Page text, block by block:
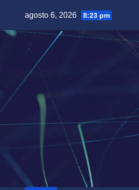
contenido
agosto 6, 2026 8:23 pm